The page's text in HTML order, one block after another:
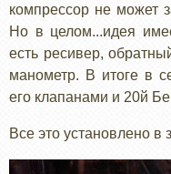
компрессор не может
Но в целом...идея
есть ресивер,
манометр. В итоге в
его клапанами и 20й
Все это установлено